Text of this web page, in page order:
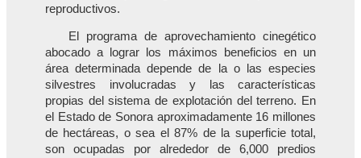
reproductivos.
El programa de aprovechamiento cinegético
abocado a lograr los máximos beneficios en un
área determinada depende de la o las especies
silvestres involucradas y las características
propias del sistema de explotación del terreno. En
el Estado de Sonora aproximadamente 16 millones
de hectáreas, o sea el 87% de la superficie total,
son ocupadas por alrededor de 6,000 predios